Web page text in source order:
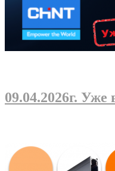
09.04.2026г. Уже